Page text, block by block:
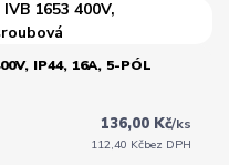
IP44, 16A, 5-PÓL
136,00 Kč/ks
112,40 Kčbez DPH